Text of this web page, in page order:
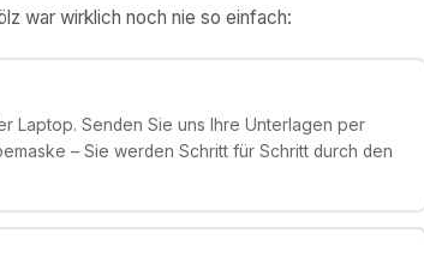
war wirklich noch nie so einfach:
Laptop. Senden Sie uns Ihre Unterlagen per
– Sie werden Schritt für Schritt durch den